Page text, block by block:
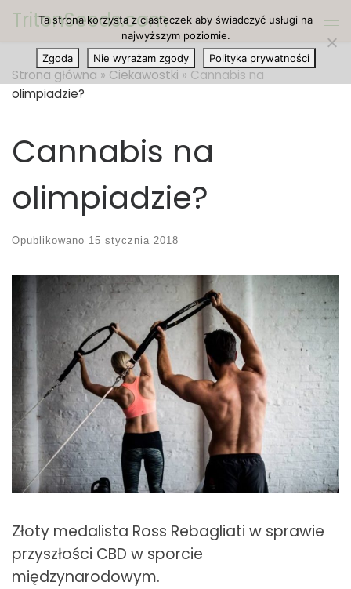
Przejdź do treści
TritonSeeds.com
Strona główna » Ciekawostki » Cannabis na
olimpiadzie?
Cannabis na
olimpiadzie?
Opublikowano 15 stycznia 2018
Złoty medalista Ross Rebagliati w sprawie
przyszłości CBD w sporcie
międzynarodowym.
Ta strona korzysta z ciasteczek aby świadczyć usługi na
najwyższym poziomie.
Zgoda
Nie wyrażam zgody Polityka prywatności